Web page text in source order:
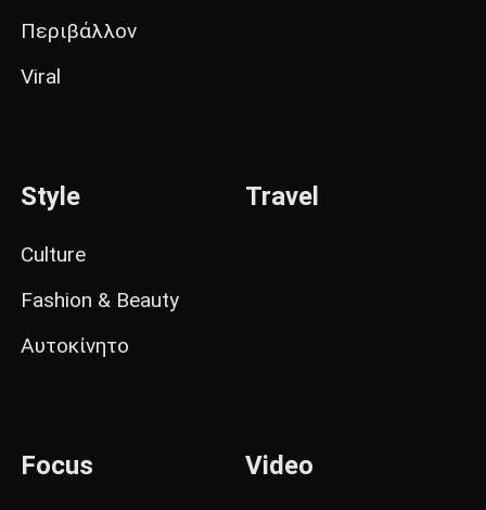
Περιβάλλον
Viral
Style
Culture
Fashion & Beauty
Αυτοκίνητο
Travel
Focus Video